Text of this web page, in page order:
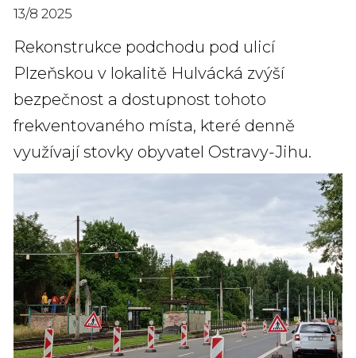
13/8 2025
Rekonstrukce podchodu pod ulicí
Plzeňskou v lokalitě Hulvácká zvýší
bezpečnost a dostupnost tohoto
frekventovaného místa, které denně
využívají stovky obyvatel Ostravy-Jihu.